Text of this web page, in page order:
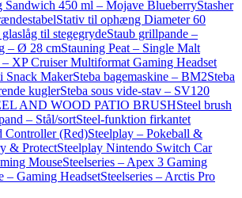
Sandwich 450 ml – Mojave BlueberryStasher
Stativ til ophæng Diameter 60
glaslåg til stegegrydeStaub grillpande –
– Ø 28 cmStauning Peat – Single Malt
– XP Cruiser Multiformat Gaming Headset
Snack MakerSteba bagemaskine – BM2Steba
kuglerSteba sous vide-stav – SV120
AND WOOD PATIO BRUSHSteel brush
– Stål/sortSteel-funktion firkantet
Controller (Red)Steelplay – Pokeball &
& ProtectSteelplay Nintendo Switch Car
MouseSteelseries – Apex 3 Gaming
– Gaming HeadsetSteelseries – Arctis Pro